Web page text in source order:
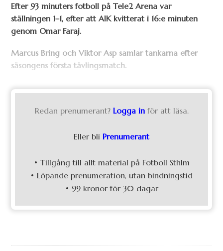
Efter 93 minuters fotboll på Tele2 Arena var
ställningen 1–1, efter att AIK kvitterat i 16:e minuten
genom Omar Faraj.
Marcus Bring och Viktor Asp samlar tankarna efter
säsongens första tävlingsmatch.
Redan prenumerant? Logga in för att läsa.
Eller bli Prenumerant
• Tillgång till allt material på Fotboll Sthlm
• Löpande prenumeration, utan bindningstid
• 99 kronor för 30 dagar